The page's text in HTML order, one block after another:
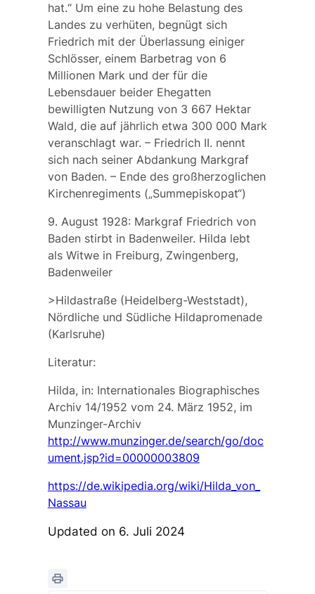
hat.“ Um eine zu hohe Belastung des
Landes zu verhüten, begnügt sich
Friedrich mit der Überlassung einiger
Schlösser, einem Barbetrag von 6
Millionen Mark und der für die
Lebensdauer beider Ehegatten
bewilligten Nutzung von 3 667 Hektar
Wald, die auf jährlich etwa 300 000 Mark
veranschlagt war. – Friedrich II. nennt
sich nach seiner Abdankung Markgraf
von Baden. – Ende des großherzoglichen
Kirchenregiments („Summepiskopat“)
9. August 1928: Markgraf Friedrich von
Baden stirbt in Badenweiler. Hilda lebt
als Witwe in Freiburg, Zwingenberg,
Badenweiler
>Hildastraße (Heidelberg-Weststadt),
Nördliche und Südliche Hildapromenade
(Karlsruhe)
Literatur:
Hilda, in: Internationales Biographisches
Archiv 14/1952 vom 24. März 1952, im
Munzinger-Archiv
http://www.munzinger.de/search/go/doc
ument.jsp?id=00000003809
https://de.wikipedia.org/wiki/Hilda_von_
Nassau
Updated on 6. Juli 2024